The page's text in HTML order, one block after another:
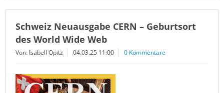
Schweiz Neuausgabe CERN – Geburtsort
des World Wide Web
Von: Isabell Opitz 04.03.25 11:00 0 Kommentare